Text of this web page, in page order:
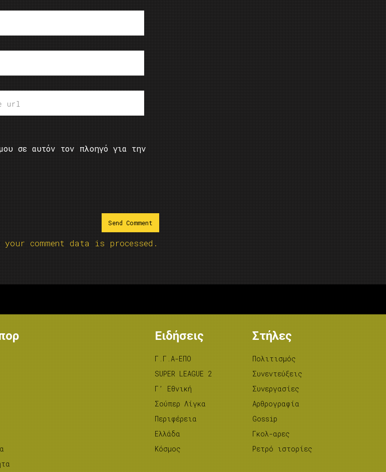
σε αυτόν τον πλοηγό για την
your comment data is processed.
Ειδήσεις
Γ.Γ.Α-ΕΠΟ
SUPER LEAGUE 2
Γ’ Εθνική
Σούπερ Λίγκα
Περιφέρεια
Ελλάδα
Κόσμος
Στήλες
Πολιτισμός
Συνεντεύξεις
Συνεργασίες
Αρθρογραφία
Gossip
Γκολ-αρες
Ρετρό ιστορίες